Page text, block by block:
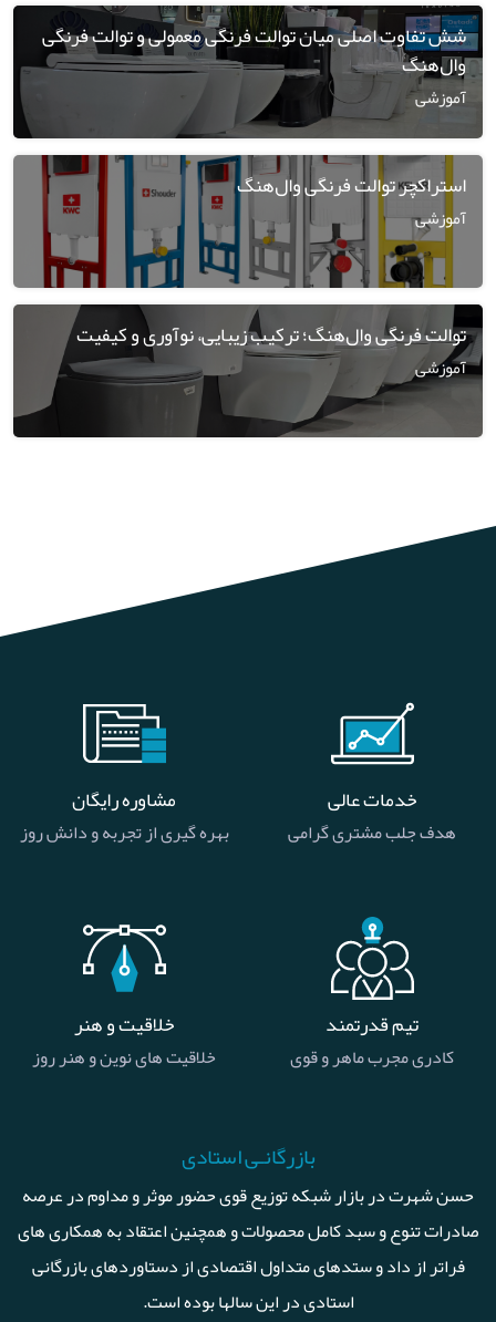
شش تفاوت اصلی میان توالت فرنگی معمولی و توالت فرنگی
وال‌هنگ
آموزشی
استراکچر توالت فرنگی وال‌هنگ
آموزشی
توالت فرنگی وال‌هنگ؛ ترکیب زیبایی، نوآوری و کیفیت
آموزشی
خدمات عالی
هدف جلب مشتری گرامی
مشاوره رایگان
بهره گیری از تجربه و دانش روز
تیم قدرتمند
کادری مجرب ماهر و قوی
خلاقیت و هنر
خلاقیت های نوین و هنر روز
بازرگانـی استادی
حسن شهرت در بازار شبکه توزیع قوی حضور موثر و مداوم در عرصه
صادرات تنوع و سبد کامل محصولات و همچنین اعتقاد به همکاری های
فراتر از داد و ستدهای متداول اقتصادی از دستاوردهای بازرگانی
استادی در این سالها بوده است.